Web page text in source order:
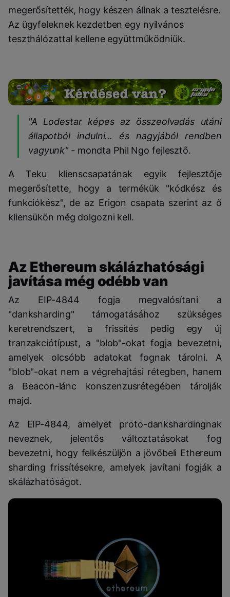
megerősítették, hogy készen állnak a tesztelésre.
Az ügyfeleknek kezdetben egy nyilvános
teszthálózattal kellene együttműködniük.
"A Lodestar képes az összeolvadás utáni
állapotból indulni... és nagyjából rendben
vagyunk" - mondta Phil Ngo fejlesztő.
A Teku klienscsapatának egyik fejlesztője
megerősítette, hogy a termékük "kódkész és
funkciókész", de az Erigon csapata szerint az ő
kliensükön még dolgozni kell.
Az Ethereum skálázhatósági
javítása még odébb van
Az EIP-4844 fogja megvalósítani a
"danksharding" támogatásához szükséges
keretrendszert, a frissítés pedig egy új
tranzakciótípust, a "blob"-okat fogja bevezetni,
amelyek olcsóbb adatokat fognak tárolni. A
"blob"-okat nem a végrehajtási rétegben, hanem
a Beacon-lánc konszenzusrétegében tárolják
majd.
Az EIP-4844, amelyet proto-dankshardingnak
neveznek, jelentős változtatásokat fog
bevezetni, hogy felkészüljön a jövőbeli Ethereum
sharding frissítésekre, amelyek javítani fogják a
skálázhatóságot.